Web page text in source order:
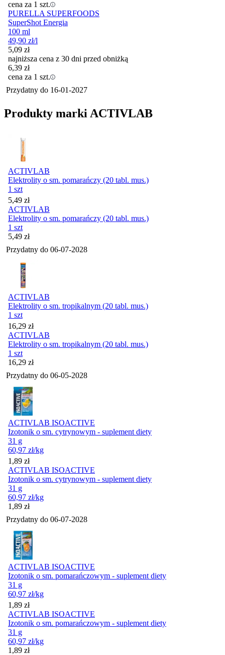
cena za 1 szt.
PURELLA SUPERFOODS
SuperShot Energia
100 ml
49,90 zł/l
5,09 zł
najniższa cena z 30 dni przed obniżką
6,39 zł
cena za 1 szt.
Przydatny do 16-01-2027
Produkty marki ACTIVLAB
ACTIVLAB
Elektrolity o sm. pomarańczy (20 tabl. mus.)
1 szt
Cena
5,49 zł
ACTIVLAB
Elektrolity o sm. pomarańczy (20 tabl. mus.)
1 szt
Cena
5,49 zł
Przydatny do 06-07-2028
ACTIVLAB
Elektrolity o sm. tropikalnym (20 tabl. mus.)
1 szt
Cena
16,29 zł
ACTIVLAB
Elektrolity o sm. tropikalnym (20 tabl. mus.)
1 szt
Cena
16,29 zł
Przydatny do 06-05-2028
ACTIVLAB ISOACTIVE
Izotonik o sm. cytrynowym - suplement diety
31 g
60,97 zł/kg
Cena
1,89 zł
ACTIVLAB ISOACTIVE
Izotonik o sm. cytrynowym - suplement diety
31 g
60,97 zł/kg
Cena
1,89 zł
Przydatny do 06-07-2028
ACTIVLAB ISOACTIVE
Izotonik o sm. pomarańczowym - suplement diety
31 g
60,97 zł/kg
Cena
1,89 zł
ACTIVLAB ISOACTIVE
Izotonik o sm. pomarańczowym - suplement diety
31 g
60,97 zł/kg
Cena
1,89 zł